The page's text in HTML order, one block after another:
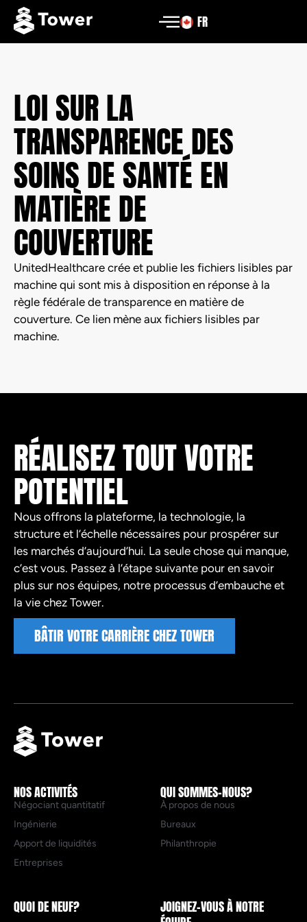
FR
LOI SUR LA
TRANSPARENCE DES
SOINS DE SANTÉ EN
MATIÈRE DE
COUVERTURE
UnitedHealthcare crée et publie les fichiers lisibles par
machine qui sont mis à disposition en réponse à la
règle fédérale de transparence en matière de
couverture. Ce lien mène aux fichiers lisibles par
machine.
RÉALISEZ TOUT VOTRE
POTENTIEL
Nous offrons la plateforme, la technologie, la
structure et l’échelle nécessaires pour prospérer sur
les marchés d’aujourd’hui. La seule chose qui manque,
c’est vous. Passez à l’étape suivante pour en savoir
plus sur nos équipes, notre processus d’embauche et
la vie chez Tower.
BÂTIR VOTRE CARRIÈRE CHEZ TOWER
NOS ACTIVITÉS
Négociant quantitatif
Ingénierie
Apport de liquidités
Entreprises
QUI SOMMES-NOUS?
À propos de nous
Bureaux
Philanthropie
QUOI DE NEUF?
JOIGNEZ-VOUS À NOTRE